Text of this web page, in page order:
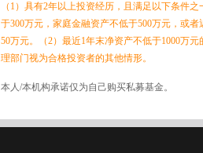
（1）具有2年以上投资经历，且满足以下条件
于300万元，家庭金融资产不低于500万元，或
50万元。（2）最近1年末净资产不低于1000万
理部门视为合格投资者的其他情形。
本人/本机构承诺仅为自己购买私募基金。